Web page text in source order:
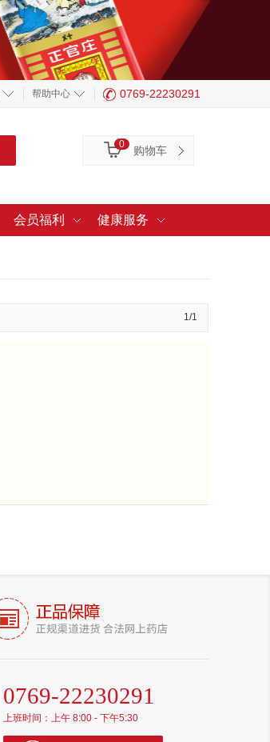
帮助中心 0769-22230291
购物车
0
会员福利 健康服务
1/1
0769-22230291
上班时间：上午 8:00 - 下午5:30